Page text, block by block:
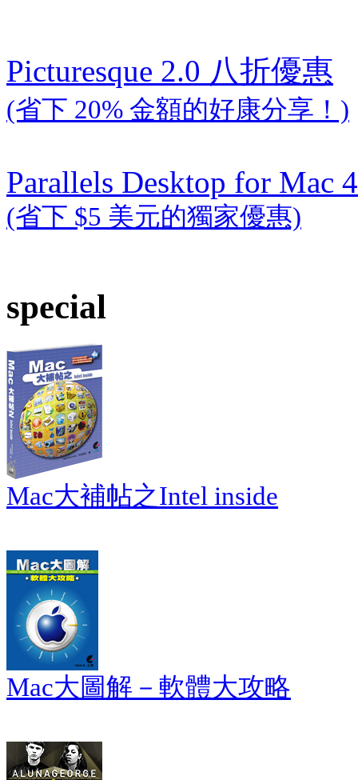
Picturesque 2.0 八折優惠
(省下 20% 金額的好康分享！)
Parallels Desktop for Mac
(省下 $5 美元的獨家優惠)
special
Mac大補帖之Intel inside
Mac大圖解－軟體大攻略